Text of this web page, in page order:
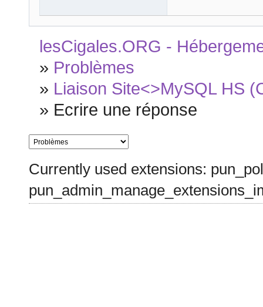
lesCigales.ORG -
» Problèmes
» Liaison Site<>MySQL HS
» Ecrire une réponse
Currently used extensions: